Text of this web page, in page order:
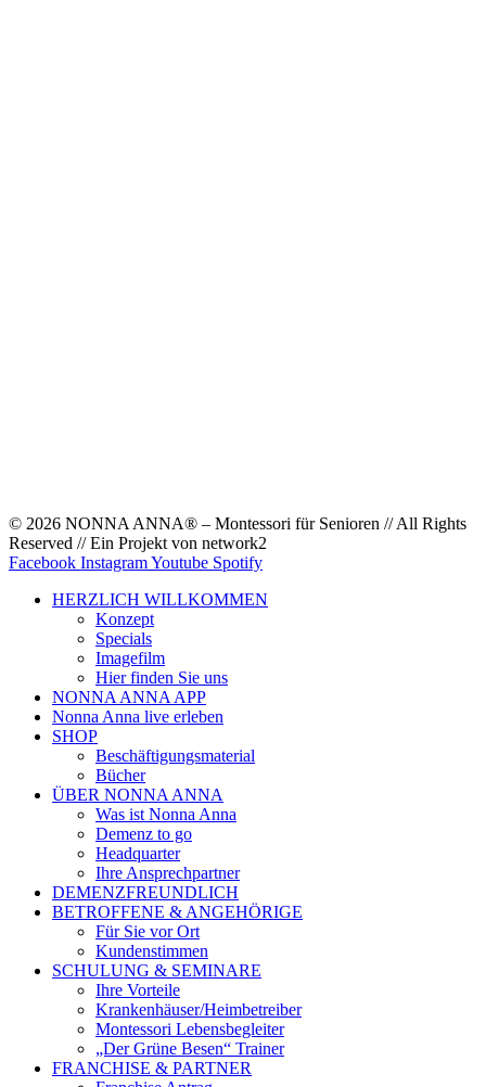
© 2026 NONNA ANNA® – Montessori für Senioren // All Rights
Reserved // Ein Projekt von network2
Facebook InstagramYoutube Spotify
HERZLICH WILLKOMMEN
Konzept
Specials
Imagefilm
Hier finden Sie uns
NONNA ANNA APP
Nonna Anna live erleben
SHOP
Beschäftigungsmaterial
Bücher
ÜBER NONNA ANNA
Was ist Nonna Anna
Demenz to go
Headquarter
Ihre Ansprechpartner
DEMENZFREUNDLICH
BETROFFENE & ANGEHÖRIGE
Für Sie vor Ort
Kundenstimmen
SCHULUNG & SEMINARE
Ihre Vorteile
Krankenhäuser/Heimbetreiber
Montessori Lebensbegleiter
„Der Grüne Besen“ Trainer
FRANCHISE & PARTNER